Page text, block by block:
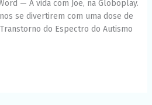
— A vida com Joe, na Globoplay.
se divertirem com uma dose de
do Espectro do Autismo